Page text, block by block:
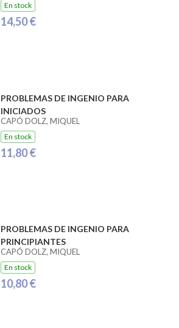
En stock
14,50 €
PROBLEMAS DE INGENIO PARA
INICIADOS
CAPÓ DOLZ, MIQUEL
En stock
11,80 €
PROBLEMAS DE INGENIO PARA
PRINCIPIANTES
CAPÓ DOLZ, MIQUEL
En stock
10,80 €